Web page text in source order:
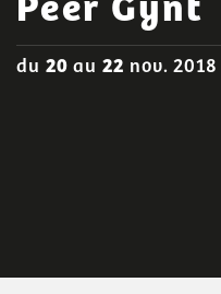
Peer Gynt
du 20 au22 nov. 2018